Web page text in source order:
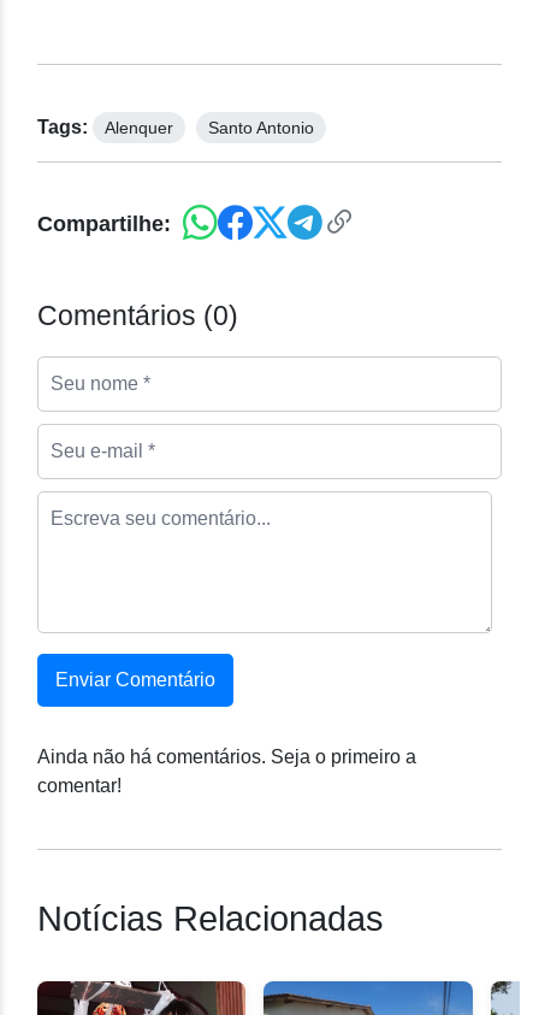
Tags: Alenquer Santo Antonio
Compartilhe:
Comentários (0)
Enviar Comentário
Ainda não há comentários. Seja o primeiro a
comentar!
Notícias Relacionadas